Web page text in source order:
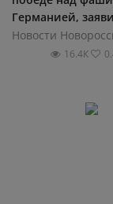
Германией,
Новости
16.4К